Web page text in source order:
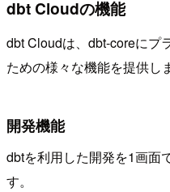
dbt Cloudの機能
dbt Cloudは、dbt-coreにプ
ための様々な機能を提供し
開発機能
dbtを利用した開発を1画面
す。